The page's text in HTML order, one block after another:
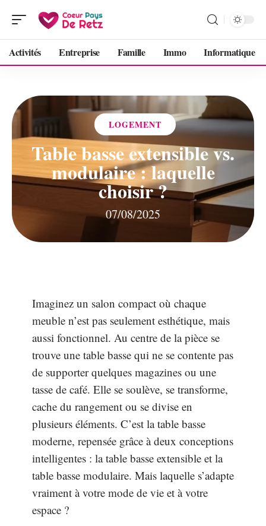
Activités Entreprise Famille Immo Informatique
LOGEMENT
Table basse extensible vs.
modulaire : laquelle
choisir ?
07/08/2025
Imaginez un salon compact où chaque
meuble n’est pas seulement esthétique, mais
aussi fonctionnel. Au centre de la pièce se
trouve une table basse qui ne se contente pas
de supporter quelques magazines ou une
tasse de café. Elle se soulève, se transforme,
cache du rangement ou se divise en
plusieurs éléments. C’est la table basse
moderne, repensée grâce à deux conceptions
intelligentes : la table basse extensible et la
table basse modulaire. Mais laquelle s’adapte
vraiment à votre mode de vie et à votre
espace ?